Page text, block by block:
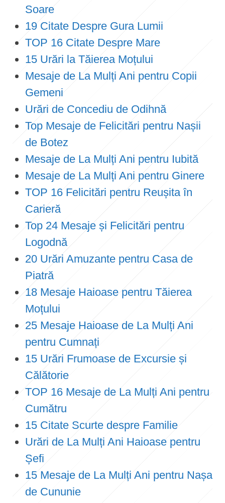
Soare
19 Citate Despre Gura Lumii
TOP 16 Citate Despre Mare
15 Urări la Tăierea Moțului
Mesaje de La Mulți Ani pentru Copii
Gemeni
Urări de Concediu de Odihnă
Top Mesaje de Felicitări pentru Nașii
de Botez
Mesaje de La Mulți Ani pentru Iubită
Mesaje de La Mulți Ani pentru Ginere
TOP 16 Felicitări pentru Reușita în
Carieră
Top 24 Mesaje și Felicitări pentru
Logodnă
20 Urări Amuzante pentru Casa de
Piatră
18 Mesaje Haioase pentru Tăierea
Moțului
25 Mesaje Haioase de La Mulți Ani
pentru Cumnați
15 Urări Frumoase de Excursie și
Călătorie
TOP 16 Mesaje de La Mulți Ani pentru
Cumătru
15 Citate Scurte despre Familie
Urări de La Mulți Ani Haioase pentru
Șefi
15 Mesaje de La Mulți Ani pentru Nașa
de Cununie